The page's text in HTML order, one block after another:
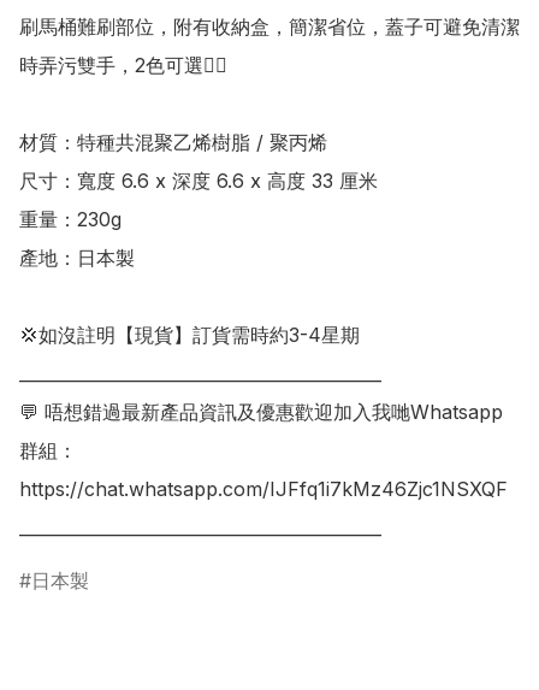
刷馬桶難刷部位，附有收納盒，簡潔省位，蓋子可避免清潔
時弄污雙手，2色可選👍🏻
材質：特種共混聚乙烯樹脂 / 聚丙烯
尺寸：寬度 6.6 x 深度 6.6 x 高度 33 厘米
重量：230g
產地：日本製
💢如沒註明【現貨】訂貨需時約3-4星期
💬 唔想錯過最新產品資訊及優惠歡迎加入我哋Whatsapp
群組：
https://chat.whatsapp.com/IJFfq1i7kMz46Zjc1NSXQF
日本製